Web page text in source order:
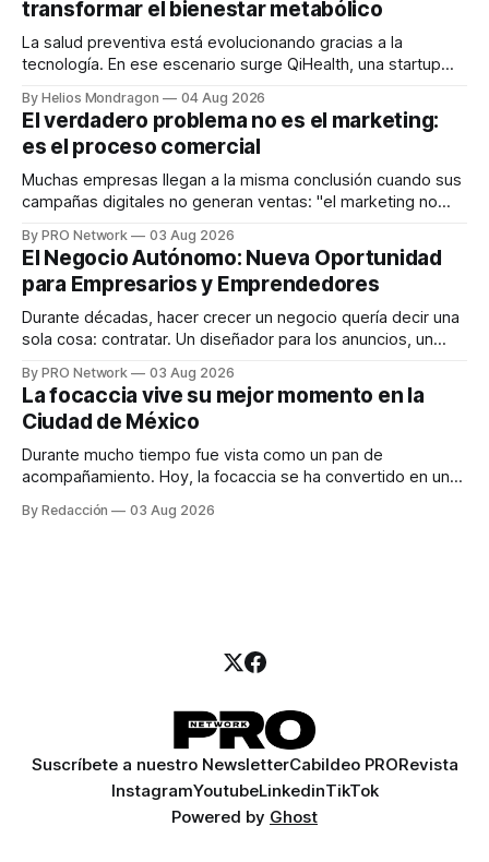
transformar el bienestar metabólico
La salud preventiva está evolucionando gracias a la
tecnología. En ese escenario surge QiHealth, una startup
dispositivos inteligentes, inteligencia artificial y monitoreo
en tiempo real para ayudar a las personas a tomar mejores
decisiones sobre su salud metabólica. Su propuesta busca
responder
By Helios Mondragon 04 Aug 2026
El verdadero problema no es el marketing:
es el proceso comercial
Muchas empresas llegan a la misma conclusión cuando sus
campañas digitales no generan ventas: "el marketing no
INTERIUS, el problema suele estar en otro lugar. Durante
una entrevista para el podcast SER PRO, el especialista en
marketing digital explicó que
By PRO Network 03 Aug 2026
El Negocio Autónomo: Nueva Oportunidad
para Empresarios y Emprendedores
Durante décadas, hacer crecer un negocio quería decir una
sola cosa: contratar. Un diseñador para los anuncios, un
para los textos, alguien que supiera de publicidad digital
para encontrar prospectos, un vendedor para atender
llamadas y mensajes, y —con suerte— una persona
By PRO Network 03 Aug 2026
La focaccia vive su mejor momento en la
Ciudad de México
Durante mucho tiempo fue vista como un pan de
acompañamiento. Hoy, la focaccia se ha convertido en uno
artesanal, ingredientes de calidad y experiencias que
By Redacción 03 Aug 2026
Suscríbete a nuestro NewsletterCabildeo PRORevista
InstagramYoutubeLinkedinTikTok
Powered by Ghost